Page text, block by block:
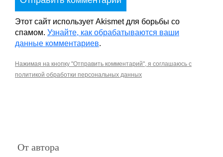
Этот сайт использует Akismet для борьбы со
спамом. Узнайте, как обрабатываются ваши
данные комментариев.
Нажимая на кнопку "Отправить комментарий", я соглашаюсь с
политикой обработки персональных данных
От автора